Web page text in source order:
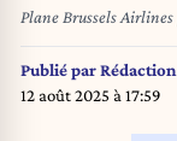
Publié parRédaction
12 août 2025 à 17:59